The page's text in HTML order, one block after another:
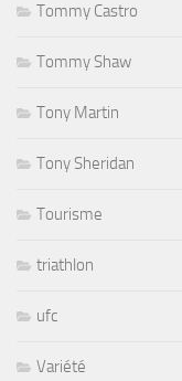
Tommy Castro
Tommy Shaw
Tony Martin
Tony Sheridan
Tourisme
triathlon
ufc
Variété